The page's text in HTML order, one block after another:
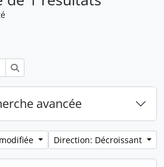
avancée
Direction: Décroissant